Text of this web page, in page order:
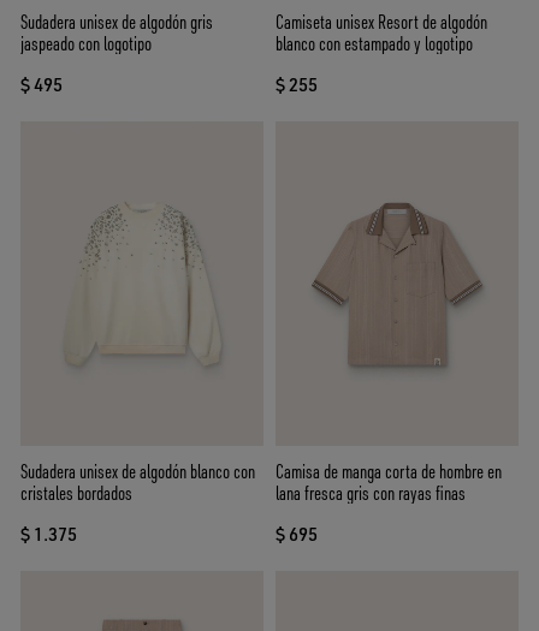
Sudadera unisex de algodón gris
jaspeado con logotipo
$ 495
Camiseta unisex Resort de algodón
blanco con estampado y logotipo
$ 255
Sudadera unisex de algodón blanco con
cristales bordados
$ 1.375
Camisa de manga corta de hombre en
lana fresca gris con rayas finas
$ 695